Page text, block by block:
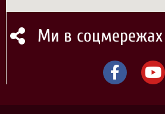
Ми в соцмережах